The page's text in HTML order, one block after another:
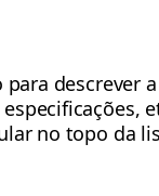
descrever
no topo da